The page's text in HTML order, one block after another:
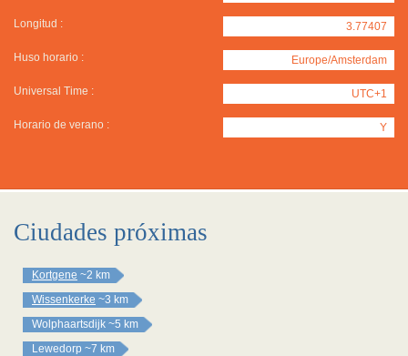
Longitud : 3.77407
Huso horario : Europe/Amsterdam
Universal Time : UTC+1
Horario de verano : Y
Ciudades próximas
Kortgene ~2 km
Wissenkerke ~3 km
Wolphaartsdijk ~5 km
Lewedorp ~7 km